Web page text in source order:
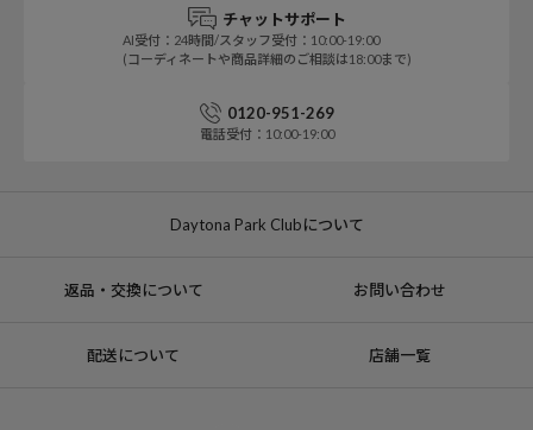
チャットサポート
AI受付：24時間/スタッフ受付：10:00-19:00
(コーディネートや商品詳細のご相談は18:00まで)
0120-951-269
電話受付：10:00-19:00
Daytona Park Clubについて
返品・交換について お問い合わせ
配送について 店舗一覧